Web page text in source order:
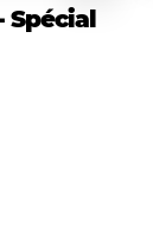
Spécial